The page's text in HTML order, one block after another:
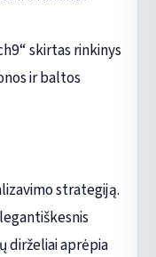
skirtas rinkinys
ir baltos
strategiją.
dirželiai aprėpia